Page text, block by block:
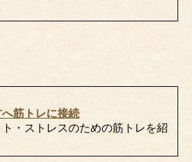
筋トレに接続
・ストレスのための筋トレを紹